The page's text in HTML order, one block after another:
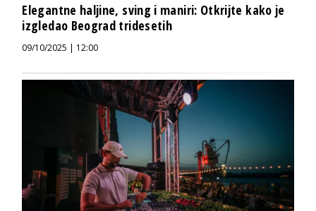
Elegantne haljine, sving i maniri: Otkrijte kako je
izgledao Beograd tridesetih
09/10/2025 | 12:00